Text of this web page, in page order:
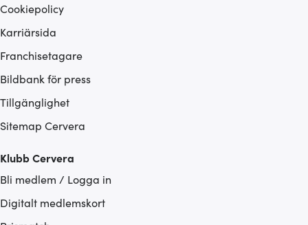
Cookiepolicy
Karriärsida
Franchisetagare
Bildbank för press
Tillgänglighet
Sitemap Cervera
Klubb Cervera
Bli medlem / Logga in
Digitalt medlemskort